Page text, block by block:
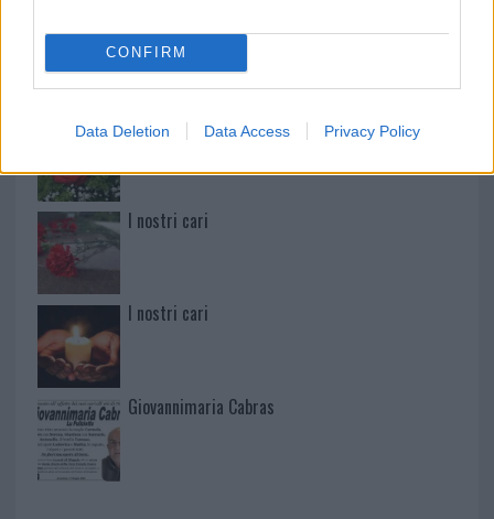
CONFIRM
Data Deletion Data Access Privacy Policy
Martina Agostina Diturco
I nostri cari
I nostri cari
I nostri cari
Giovannimaria Cabras